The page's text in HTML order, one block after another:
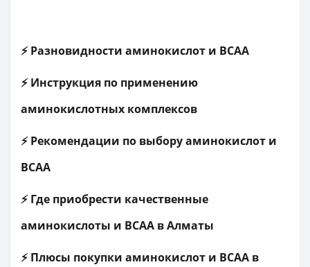
⚡ Разновидности аминокислот и BCAA
⚡ Инструкция по применению
аминокислотных комплексов
⚡ Рекомендации по выбору аминокислот и
ВСАА
⚡ Где приобрести качественные
аминокислоты и BCAA в Алматы
⚡ Плюсы покупки аминокислот и BCAA в